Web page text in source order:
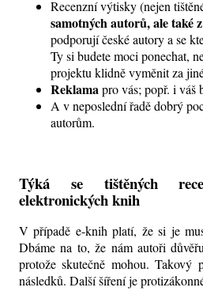
Recenzní výtisky (nejen
samotných autorů, ale také
podporují české autory a se
Ty si budete moci ponechat,
projektu klidně vyměnit za
Reklamapro vás; popř. i váš
A v neposlední řadě dobrý
autorům.
Týká se tištěných
elektronických knih
V případě e-knih platí, že si je
Dbáme na to, že nám autoři
protože skutečně mohou. Takový
následků. Další šíření je